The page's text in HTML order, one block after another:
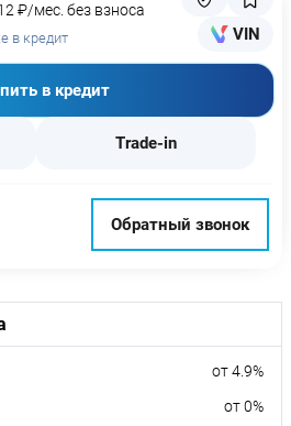
₽/мес. без взноса
в кредит VIN
в кредит
Trade-in
Обратный звонок
от 4.9%
от 0%